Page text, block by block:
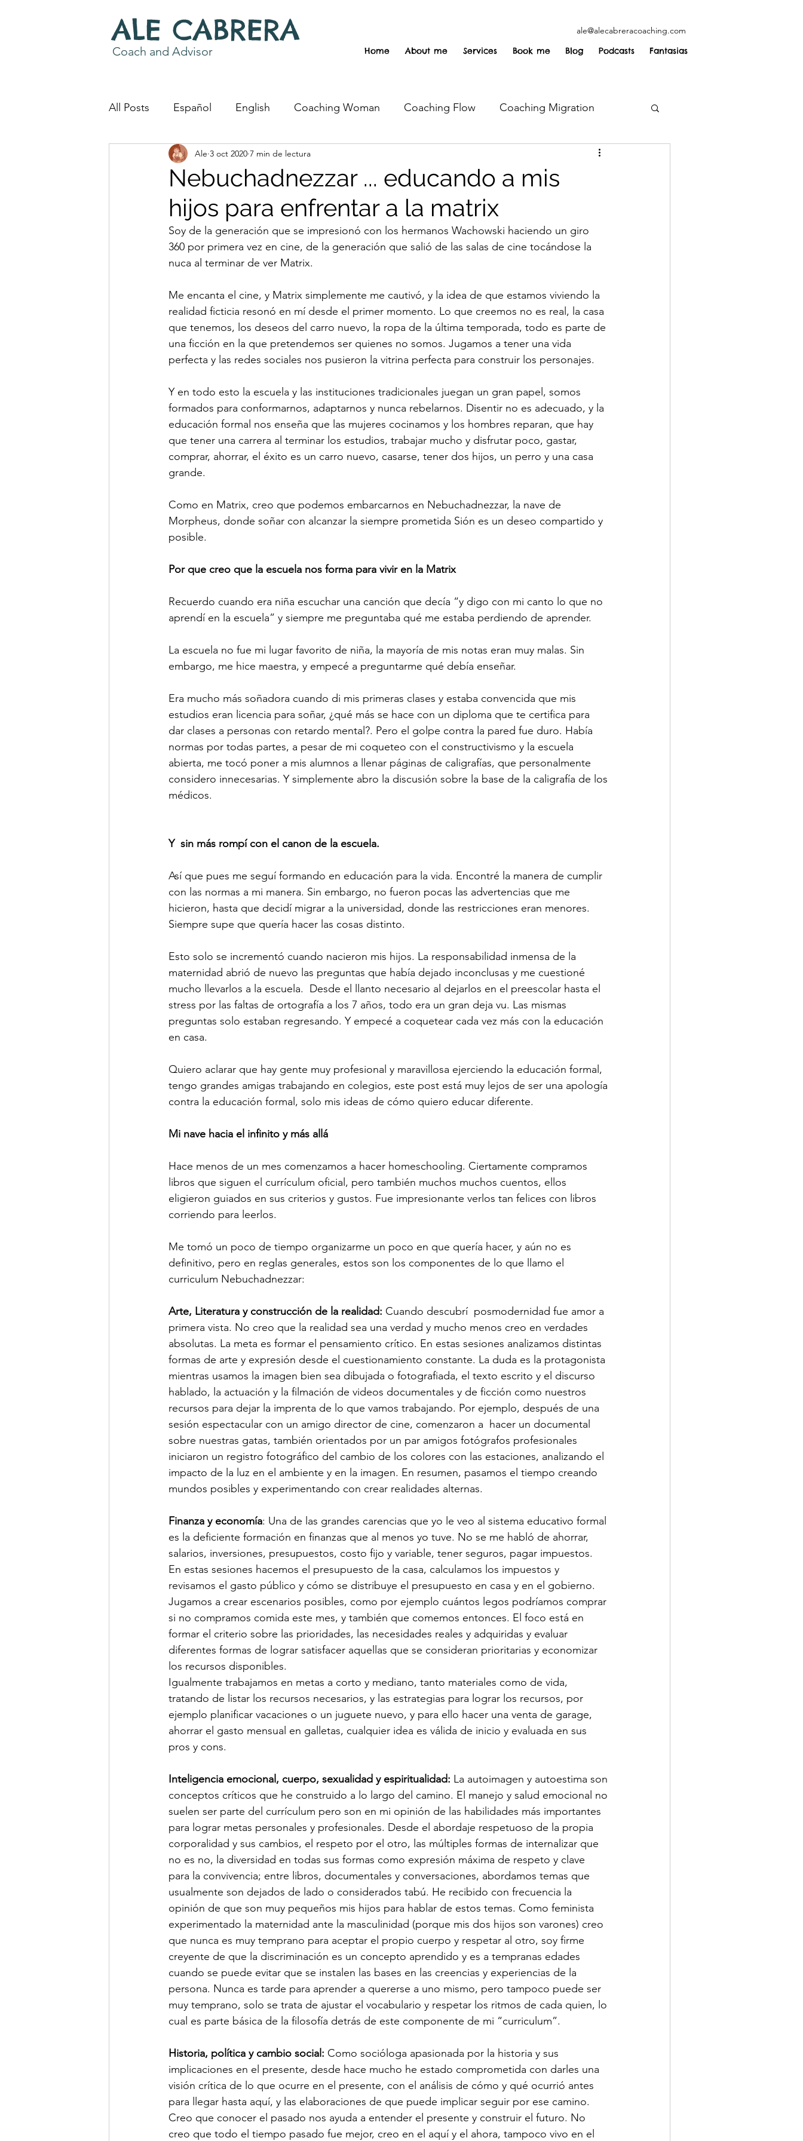
ALE CABRERA
Coach and Advisor
ale@alecabreracoaching.com
Home
About me Services Book me Blog Podcasts Fantasias
All Posts Español English Coaching Woman Coaching Flow Coaching Migration
Coaching Work Word Schooling
Nebuchadnezzar ... educando a mis
hijos para enfrentar a la matrix
Ale 3 oct 2020 7 min de lectura
Soy de la generación que se impresionó con los hermanos Wachowski haciendo un giro
360 por primera vez en cine, de la generación que salió de las salas de cine tocándose la
nuca al terminar de ver Matrix.
Me encanta el cine, y Matrix simplemente me cautivó, y la idea de que estamos viviendo la
realidad ficticia resonó en mí desde el primer momento. Lo que creemos no es real, la casa
que tenemos, los deseos del carro nuevo, la ropa de la última temporada, todo es parte de
una ficción en la que pretendemos ser quienes no somos. Jugamos a tener una vida
perfecta y las redes sociales nos pusieron la vitrina perfecta para construir los personajes.
Y en todo esto la escuela y las instituciones tradicionales juegan un gran papel, somos
formados para conformarnos, adaptarnos y nunca rebelarnos. Disentir no es adecuado, y la
educación formal nos enseña que las mujeres cocinamos y los hombres reparan, que hay
que tener una carrera al terminar los estudios, trabajar mucho y disfrutar poco, gastar,
comprar, ahorrar, el éxito es un carro nuevo, casarse, tener dos hijos, un perro y una casa
grande.
Como en Matrix, creo que podemos embarcarnos en Nebuchadnezzar, la nave de
Morpheus, donde soñar con alcanzar la siempre prometida Sión es un deseo compartido y
posible.
Por que creo que la escuela nos forma para vivir en la Matrix
Recuerdo cuando era niña escuchar una canción que decía “y digo con mi canto lo que no
aprendí en la escuela” y siempre me preguntaba qué me estaba perdiendo de aprender.
La escuela no fue mi lugar favorito de niña, la mayoría de mis notas eran muy malas. Sin
embargo, me hice maestra, y empecé a preguntarme qué debía enseñar.
Era mucho más soñadora cuando di mis primeras clases y estaba convencida que mis
estudios eran licencia para soñar, ¿qué más se hace con un diploma que te certifica para
dar clases a personas con retardo mental?. Pero el golpe contra la pared fue duro. Había
normas por todas partes, a pesar de mi coqueteo con el constructivismo y la escuela
abierta, me tocó poner a mis alumnos a llenar páginas de caligrafías, que personalmente
considero innecesarias. Y simplemente abro la discusión sobre la base de la caligrafía de los
médicos.
Y  sin más rompí con el canon de la escuela.
Así que pues me seguí formando en educación para la vida. Encontré la manera de cumplir
con las normas a mi manera. Sin embargo, no fueron pocas las advertencias que me
hicieron, hasta que decidí migrar a la universidad, donde las restricciones eran menores.
Siempre supe que quería hacer las cosas distinto.
Esto solo se incrementó cuando nacieron mis hijos. La responsabilidad inmensa de la
maternidad abrió de nuevo las preguntas que había dejado inconclusas y me cuestioné
mucho llevarlos a la escuela.  Desde el llanto necesario al dejarlos en el preescolar hasta el
stress por las faltas de ortografía a los 7 años, todo era un gran deja vu. Las mismas
preguntas solo estaban regresando. Y empecé a coquetear cada vez más con la educación
en casa.
Quiero aclarar que hay gente muy profesional y maravillosa ejerciendo la educación formal,
tengo grandes amigas trabajando en colegios, este post está muy lejos de ser una apología
contra la educación formal, solo mis ideas de cómo quiero educar diferente.
Mi nave hacia el infinito y más allá
Hace menos de un mes comenzamos a hacer homeschooling. Ciertamente compramos
libros que siguen el currículum oficial, pero también muchos muchos cuentos, ellos
eligieron guiados en sus criterios y gustos. Fue impresionante verlos tan felices con libros
corriendo para leerlos.
Me tomó un poco de tiempo organizarme un poco en que quería hacer, y aún no es
definitivo, pero en reglas generales, estos son los componentes de lo que llamo el
curriculum Nebuchadnezzar:
Arte, Literatura y construcción de la realidad: Cuando descubrí  posmodernidad fue amor a
primera vista. No creo que la realidad sea una verdad y mucho menos creo en verdades
absolutas. La meta es formar el pensamiento crítico. En estas sesiones analizamos distintas
formas de arte y expresión desde el cuestionamiento constante. La duda es la protagonista
mientras usamos la imagen bien sea dibujada o fotografiada, el texto escrito y el discurso
hablado, la actuación y la filmación de videos documentales y de ficción como nuestros
recursos para dejar la imprenta de lo que vamos trabajando. Por ejemplo, después de una
sesión espectacular con un amigo director de cine, comenzaron a  hacer un documental
sobre nuestras gatas, también orientados por un par amigos fotógrafos profesionales
iniciaron un registro fotográfico del cambio de los colores con las estaciones, analizando el
impacto de la luz en el ambiente y en la imagen. En resumen, pasamos el tiempo creando
mundos posibles y experimentando con crear realidades alternas.
Finanza y economía: Una de las grandes carencias que yo le veo al sistema educativo formal
es la deficiente formación en finanzas que al menos yo tuve. No se me habló de ahorrar,
salarios, inversiones, presupuestos, costo fijo y variable, tener seguros, pagar impuestos.
En estas sesiones hacemos el presupuesto de la casa, calculamos los impuestos y
revisamos el gasto público y cómo se distribuye el presupuesto en casa y en el gobierno.
Jugamos a crear escenarios posibles, como por ejemplo cuántos legos podríamos comprar
si no compramos comida este mes, y también que comemos entonces. El foco está en
formar el criterio sobre las prioridades, las necesidades reales y adquiridas y evaluar
diferentes formas de lograr satisfacer aquellas que se consideran prioritarias y economizar
los recursos disponibles.
Igualmente trabajamos en metas a corto y mediano, tanto materiales como de vida,
tratando de listar los recursos necesarios, y las estrategias para lograr los recursos, por
ejemplo planificar vacaciones o un juguete nuevo, y para ello hacer una venta de garage,
ahorrar el gasto mensual en galletas, cualquier idea es válida de inicio y evaluada en sus
pros y cons.
Inteligencia emocional, cuerpo, sexualidad y espiritualidad: La autoimagen y autoestima son
conceptos críticos que he construido a lo largo del camino. El manejo y salud emocional no
suelen ser parte del currículum pero son en mi opinión de las habilidades más importantes
para lograr metas personales y profesionales. Desde el abordaje respetuoso de la propia
corporalidad y sus cambios, el respeto por el otro, las múltiples formas de internalizar que
no es no, la diversidad en todas sus formas como expresión máxima de respeto y clave
para la convivencia; entre libros, documentales y conversaciones, abordamos temas que
usualmente son dejados de lado o considerados tabú. He recibido con frecuencia la
opinión de que son muy pequeños mis hijos para hablar de estos temas. Como feminista
experimentado la maternidad ante la masculinidad (porque mis dos hijos son varones) creo
que nunca es muy temprano para aceptar el propio cuerpo y respetar al otro, soy firme
creyente de que la discriminación es un concepto aprendido y es a tempranas edades
cuando se puede evitar que se instalen las bases en las creencias y experiencias de la
persona. Nunca es tarde para aprender a quererse a uno mismo, pero tampoco puede ser
muy temprano, solo se trata de ajustar el vocabulario y respetar los ritmos de cada quien, lo
cual es parte básica de la filosofía detrás de este componente de mi “curriculum”.
Historia, política y cambio social: Como socióloga apasionada por la historia y sus
implicaciones en el presente, desde hace mucho he estado comprometida con darles una
visión crítica de lo que ocurre en el presente, con el análisis de cómo y qué ocurrió antes
para llegar hasta aquí, y las elaboraciones de que puede implicar seguir por ese camino.
Creo que conocer el pasado nos ayuda a entender el presente y construir el futuro. No
creo que todo el tiempo pasado fue mejor, creo en el aquí y el ahora, tampoco vivo en el